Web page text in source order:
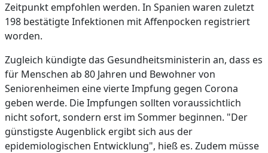
Zeitpunkt empfohlen werden. In Spanien waren zuletzt
198 bestätigte Infektionen mit Affenpocken registriert
worden.
Zugleich kündigte das Gesundheitsministerin an, dass es
für Menschen ab 80 Jahren und Bewohner von
Seniorenheimen eine vierte Impfung gegen Corona
geben werde. Die Impfungen sollten voraussichtlich
nicht sofort, sondern erst im Sommer beginnen. "Der
günstigste Augenblick ergibt sich aus der
epidemiologischen Entwicklung", hieß es. Zudem müsse